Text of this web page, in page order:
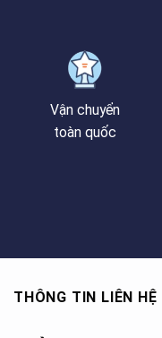
Vận chuyển
toàn quốc
THÔNG TIN LIÊN HỆ